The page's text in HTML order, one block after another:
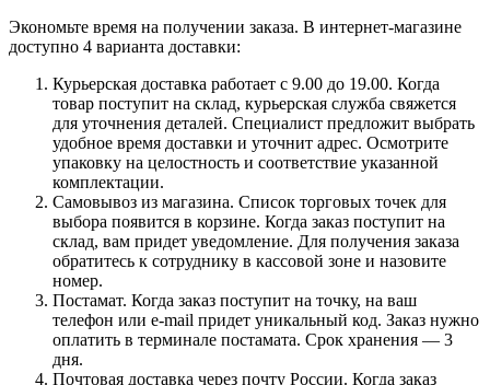
Экономьте время на получении заказа. В интернет-магазине
доступно 4 варианта доставки:
Курьерская доставка работает с 9.00 до 19.00. Когда
товар поступит на склад, курьерская служба свяжется
для уточнения деталей. Специалист предложит выбрать
удобное время доставки и уточнит адрес. Осмотрите
упаковку на целостность и соответствие указанной
комплектации.
Самовывоз из магазина. Список торговых точек для
выбора появится в корзине. Когда заказ поступит на
склад, вам придет уведомление. Для получения заказа
обратитесь к сотруднику в кассовой зоне и назовите
номер.
Постамат. Когда заказ поступит на точку, на ваш
телефон или e-mail придет уникальный код. Заказ нужно
оплатить в терминале постамата. Срок хранения — 3
дня.
Почтовая доставка через почту России. Когда заказ